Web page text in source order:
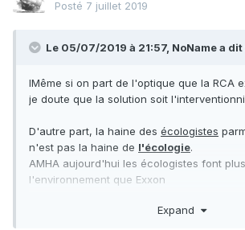
Posté 7 juillet 2019
Le 05/07/2019 à 21:57, NoNamea dit
IMême si on part de l'optique que la RCA
je doute que la solution soit
D'autre part, la haine des écologistes
n'est pas la haine de l'écologie.
AMHA aujourd'hui les écologistes font
l'environnement que Exxon
civil qui est la seule source scalable et
Expand